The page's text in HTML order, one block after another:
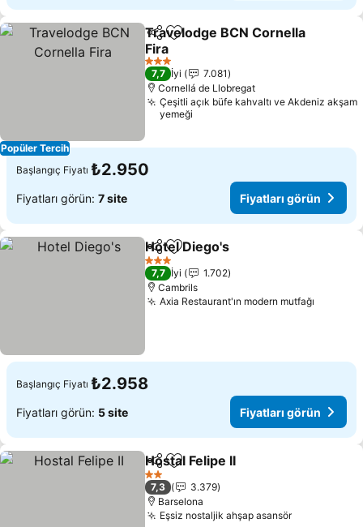
Popüler Tercih
PaylaşFavorilerime ekle
Travelodge BCN Cornella
Fira
Fiyatları görün
3 Yıldız
7,7 İyi
7.081
Cornellá de Llobregat
Çeşitli açık büfe kahvaltı ve Akdeniz akşam
yemeği
Başlangıç Fiyatı ₺2.950
Fiyatları görün: 7 site Fiyatları görün
PaylaşFavorilerime ekle
Hotel Diego's
3 Yıldız
7,7 İyi
1.702
Cambrils
Axia Restaurant'ın modern mutfağı
Başlangıç Fiyatı ₺2.958
Fiyatları görün: 5 site Fiyatları görün
PaylaşFavorilerime ekle
Hostal Felipe II
2 Yıldız
7,3
3.379
Barselona
Eşsiz nostaljik ahşap asansörFiyatları